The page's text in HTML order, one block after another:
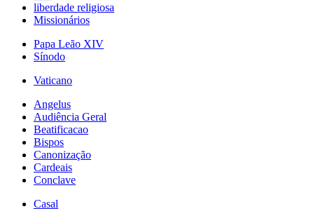
liberdade religiosa
Missionários
Papa Leão XIV
Sínodo
Vaticano
Angelus
Audiência Geral
Beatificacao
Bispos
Canonização
Cardeais
Conclave
Casal